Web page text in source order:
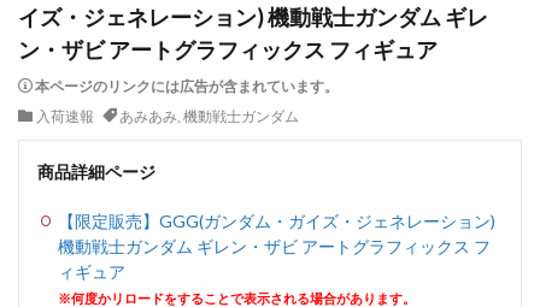
イズ・ジェネレーション) 機動戦士ガンダム ギレ
ン・ザビ アートグラフィックス フィギュア
本ページのリンクには広告が含まれています。
入荷速報
あみあみ, 機動戦士ガンダム
商品詳細ページ
【限定販売】GGG(ガンダム・ガイズ・ジェネレーション)
機動戦士ガンダム ギレン・ザビ アートグラフィックス フ
ィギュア
※何度かリロードをすることで表示される場合があります。